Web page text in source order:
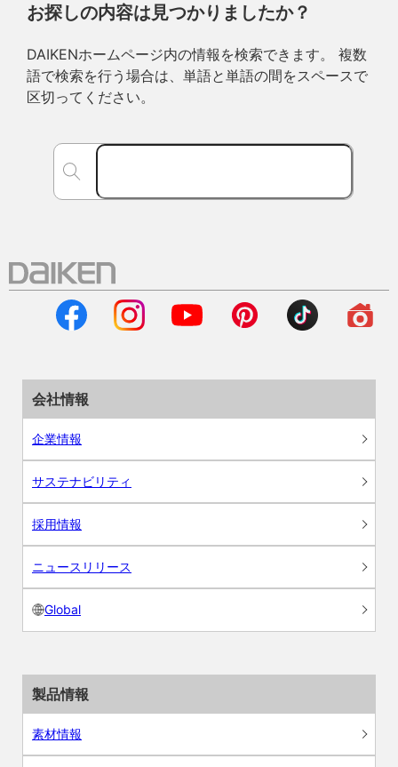
お探しの内容は見つかりましたか？
DAIKENホームページ内の情報を検索できます。 複数
語で検索を行う場合は、単語と単語の間をスペースで
区切ってください。
会社情報
企業情報
サステナビリティ
採用情報
ニュースリリース
Global
製品情報
素材情報